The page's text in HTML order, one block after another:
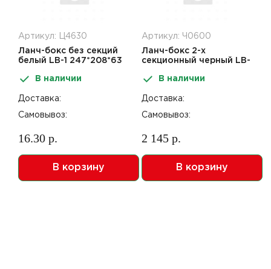
Артикул: Ц4630
Ланч-бокс без секций
белый LB-1 247*208*63
В наличии
Доставка:
Самовывоз:
16.30 р.
В корзину
Артикул: Ч0600
Ланч-бокс 2-х
секционный черный LB-
(ЛСП 24206-2)
В наличии
Доставка:
Самовывоз:
2 145 р.
В корзину